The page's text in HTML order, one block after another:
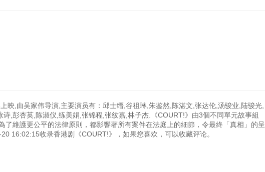
映,由吴家伟导演,主要演员有：邱士缙,谷祖琳,朱鉴然,陈湛文,张达伦,汤骏业,陆骏光,
,彭杏英,陈淑仪,练美娟,张锦程,张纹嘉,林子杰.《COURT!》由3個不同單元故事組
了維護更公平的法律原則，都影響著所有案件在法庭上的細節，令最終「真相」的呈
16:02:15收录香港剧《COURT!》，如果您喜欢，可以收藏评论。